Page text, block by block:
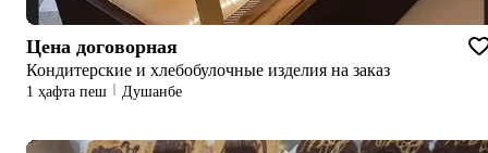
Цена договорная
Кондитерские и хлебобулочные изделия на заказ
1 ҳафта пеш Душанбе